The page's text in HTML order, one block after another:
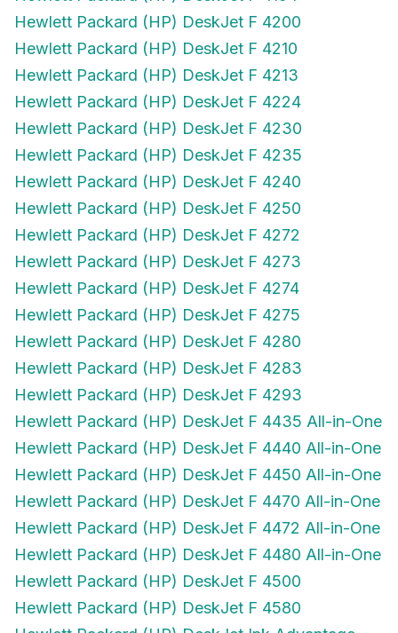
Hewlett Packard (HP) DeskJet F 4200
Hewlett Packard (HP) DeskJet F 4210
Hewlett Packard (HP) DeskJet F 4213
Hewlett Packard (HP) DeskJet F 4224
Hewlett Packard (HP) DeskJet F 4230
Hewlett Packard (HP) DeskJet F 4235
Hewlett Packard (HP) DeskJet F 4240
Hewlett Packard (HP) DeskJet F 4250
Hewlett Packard (HP) DeskJet F 4272
Hewlett Packard (HP) DeskJet F 4273
Hewlett Packard (HP) DeskJet F 4274
Hewlett Packard (HP) DeskJet F 4275
Hewlett Packard (HP) DeskJet F 4280
Hewlett Packard (HP) DeskJet F 4283
Hewlett Packard (HP) DeskJet F 4293
Hewlett Packard (HP) DeskJet F 4435 All-in-One
Hewlett Packard (HP) DeskJet F 4440 All-in-One
Hewlett Packard (HP) DeskJet F 4450 All-in-One
Hewlett Packard (HP) DeskJet F 4470 All-in-One
Hewlett Packard (HP) DeskJet F 4472 All-in-One
Hewlett Packard (HP) DeskJet F 4480 All-in-One
Hewlett Packard (HP) DeskJet F 4500
Hewlett Packard (HP) DeskJet F 4580
Hewlett Packard (HP) DeskJet Ink Advantage